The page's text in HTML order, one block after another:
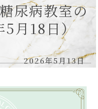
尿病教室の
5月18日）
2026年5月13日